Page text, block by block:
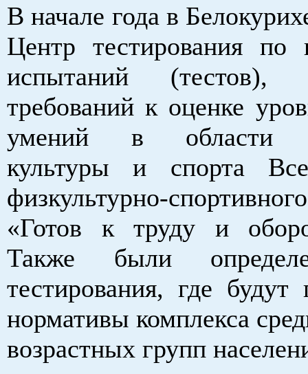
В начале года в
Центр тестирования по
испытаний (тестов),
требований к оценке
умений в области
культуры и спорта
физкультурно-
«Готов к труду и
Также были
тестирования, где будут
нормативы комплекса
возрастных групп